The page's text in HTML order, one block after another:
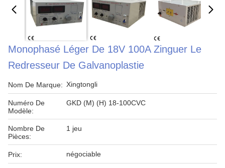
Monophasé Léger De 18V 100A Zinguer Le
Redresseur De Galvanoplastie
Nom De Marque: Xingtongli
Numéro De
Modèle:
GKD (M) (H) 18-100CVC
Nombre De
Pièces:
1 jeu
Prix: négociable